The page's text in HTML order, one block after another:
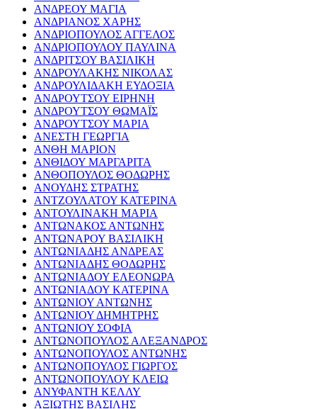
ΑΝΔΡΕΟΥ ΜΑΓΙΑ
ΑΝΔΡΙΑΝΟΣ ΧΑΡΗΣ
ΑΝΔΡΙΟΠΟΥΛΟΣ ΑΓΓΕΛΟΣ
ΑΝΔΡΙΟΠΟΥΛΟΥ ΠΑΥΛΙΝΑ
ΑΝΔΡΙΤΣΟΥ ΒΑΣΙΛΙΚΗ
ΑΝΔΡΟΥΛΑΚΗΣ ΝΙΚΟΛΑΣ
ΑΝΔΡΟΥΛΙΔΑΚΗ ΕΥΔΟΞΙΑ
ΑΝΔΡΟΥΤΣΟΥ ΕΙΡΗΝΗ
ΑΝΔΡΟΥΤΣΟΥ ΘΩΜΑΪΣ
ΑΝΔΡΟΥΤΣΟΥ ΜΑΡΙΑ
ΑΝΕΣΤΗ ΓΕΩΡΓΙΑ
ΑΝΘΗ ΜΑΡΙΟΝ
ΑΝΘΙΔΟΥ ΜΑΡΓΑΡΙΤΑ
ΑΝΘΟΠΟΥΛΟΣ ΘΟΔΩΡΗΣ
ΑΝΟΥΔΗΣ ΣΤΡΑΤΗΣ
ΑΝΤΖΟΥΛΑΤΟΥ ΚΑΤΕΡΙΝΑ
ΑΝΤΟΥΛΙΝΑΚΗ ΜΑΡΙΑ
ΑΝΤΩΝΑΚΟΣ ΑΝΤΩΝΗΣ
ΑΝΤΩΝΑΡΟΥ ΒΑΣΙΛΙΚΗ
ΑΝΤΩΝΙΑΔΗΣ ΑΝΔΡΕΑΣ
ΑΝΤΩΝΙΑΔΗΣ ΘΟΔΩΡΗΣ
ΑΝΤΩΝΙΑΔΟΥ ΕΛΕΟΝΩΡΑ
ΑΝΤΩΝΙΑΔΟΥ ΚΑΤΕΡΙΝΑ
ΑΝΤΩΝΙΟΥ ΑΝΤΩΝΗΣ
ΑΝΤΩΝΙΟΥ ΔΗΜΗΤΡΗΣ
ΑΝΤΩΝΙΟΥ ΣΟΦΙΑ
ΑΝΤΩΝΟΠΟΥΛΟΣ ΑΛΕΞΑΝΔΡΟΣ
ΑΝΤΩΝΟΠΟΥΛΟΣ ΑΝΤΩΝΗΣ
ΑΝΤΩΝΟΠΟΥΛΟΣ ΓΙΩΡΓΟΣ
ΑΝΤΩΝΟΠΟΥΛΟΥ ΚΛΕΙΩ
ΑΝΥΦΑΝΤΗ ΚΕΛΛΥ
ΑΞΙΩΤΗΣ ΒΑΣΙΛΗΣ